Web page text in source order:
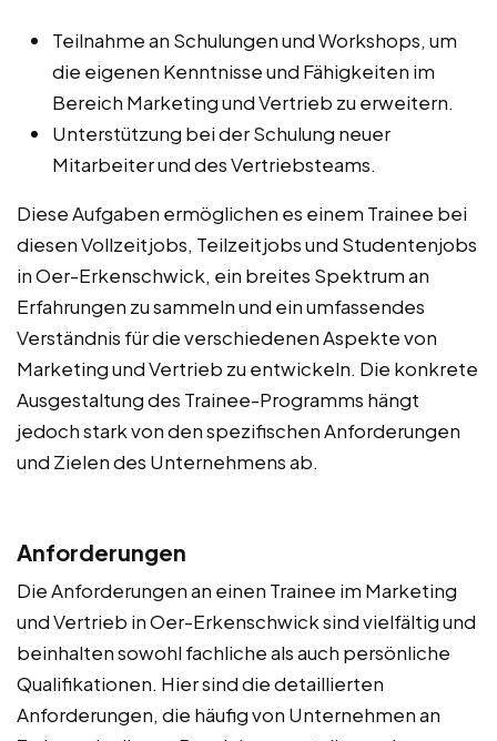
Teilnahme an Schulungen und Workshops, um
die eigenen Kenntnisse und Fähigkeiten im
Bereich Marketing und Vertrieb zu erweitern.
Unterstützung bei der Schulung neuer
Mitarbeiter und des Vertriebsteams.
Diese Aufgaben ermöglichen es einem Trainee bei
diesen Vollzeitjobs, Teilzeitjobs und Studentenjobs
in Oer-Erkenschwick, ein breites Spektrum an
Erfahrungen zu sammeln und ein umfassendes
Verständnis für die verschiedenen Aspekte von
Marketing und Vertrieb zu entwickeln. Die konkrete
Ausgestaltung des Trainee-Programms hängt
jedoch stark von den spezifischen Anforderungen
und Zielen des Unternehmens ab.
Anforderungen
Die Anforderungen an einen Trainee im Marketing
und Vertrieb in Oer-Erkenschwick sind vielfältig und
beinhalten sowohl fachliche als auch persönliche
Qualifikationen. Hier sind die detaillierten
Anforderungen, die häufig von Unternehmen an